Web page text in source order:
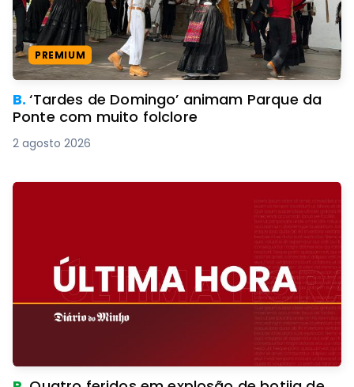
PREMIUM
B.‘Tardes de Domingo’ animam Parque da
Ponte com muito folclore
2 agosto 2026